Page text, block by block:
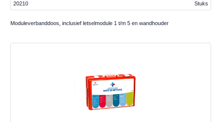
Stuks
20210
Moduleverbanddoos, inclusief letselmodule 1 t/m 5 en wandhouder